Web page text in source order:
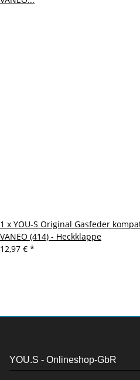
1 x YOU-S Original Gasfeder
VANEO (414) - Heckklappe
12,97 € *
YOU.S - Onlineshop-GbR